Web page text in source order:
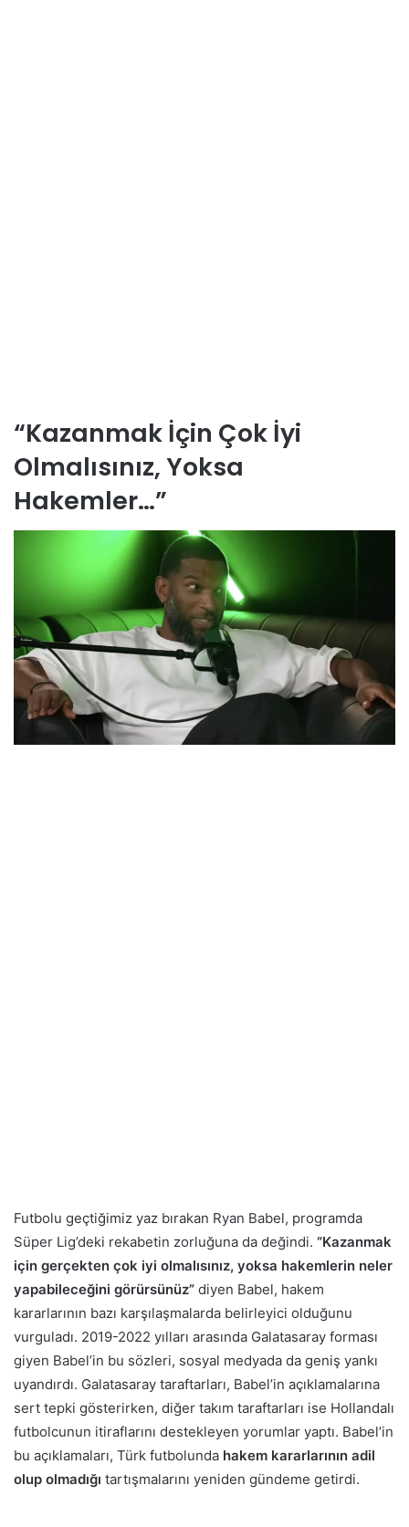
“Kazanmak İçin Çok İyi
Olmalısınız, Yoksa
Hakemler…”
Futbolu geçtiğimiz yaz bırakan Ryan Babel, programda
Süper Lig’deki rekabetin zorluğuna da değindi. “Kazanmak
için gerçekten çok iyi olmalısınız, yoksa hakemlerin neler
yapabileceğini görürsünüz” diyen Babel, hakem
kararlarının bazı karşılaşmalarda belirleyici olduğunu
vurguladı. 2019-2022 yılları arasında Galatasaray forması
giyen Babel’in bu sözleri, sosyal medyada da geniş yankı
uyandırdı. Galatasaray taraftarları, Babel’in açıklamalarına
sert tepki gösterirken, diğer takım taraftarları ise Hollandalı
futbolcunun itiraflarını destekleyen yorumlar yaptı. Babel’in
bu açıklamaları, Türk futbolunda hakem kararlarının adil
olup olmadığı tartışmalarını yeniden gündeme getirdi.